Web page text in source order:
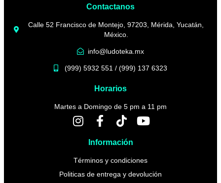
Contactanos
Calle 52 Francisco de Montejo, 97203, Mérida, Yucatán,
México.
info@ludoteka.mx
(999) 5932 551 / (999) 137 6323
Horarios
Martes a Domingo de 5 pm a 11 pm
Información
Términos y condiciones
Politicas de entrega y devolución